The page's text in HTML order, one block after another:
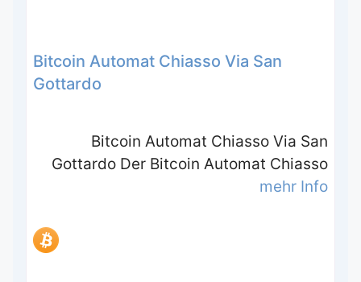
Bitcoin Automat Chiasso Via San
Gottardo
Bitcoin Automat Chiasso Via San
Gottardo Der Bitcoin Automat Chiasso
mehr Info